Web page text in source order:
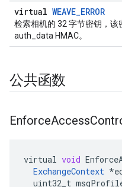
virtual WEAVE_ERROR
检索相机的 32 字节密钥，
auth_data HMAC。
公共函数
EnforceAccess
virtual void
ExchangeContext *
uint32_t